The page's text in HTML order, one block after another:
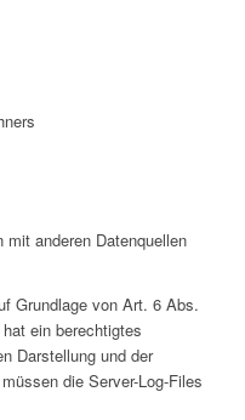
anderen Datenquellen
Grundlage von Art. 6 Abs.
ein berechtigtes
Darstellung und der
die Server-Log-Files